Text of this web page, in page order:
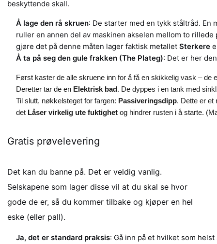
beskyttende skall.
Å lage den rå skruen: De starter med en tykk ståltråd.
ruller en annen del av maskinen akselen mellom to
gjøre det på denne måten lager faktisk metallet Sterkere
Å ta på seg den gule frakken (The Plateg): Det er her
Først kaster de alle skruene inn for å få en skikkelig vask – de
Deretter tar de en Elektrisk bad. De dyppes i en tank med
Til slutt, nøkkelsteget for fargen: Passiveringsdipp. Dette er et
det Låser virkelig ute fuktighet og hindrer rusten i å starte.
Gratis prøvelevering
Det kan du banne på. Det er veldig vanlig.
Selskapene som lager disse vil at du skal se hvor
gode de er, så du kommer tilbake og kjøper en hel
eske (eller pall).
Ja, det er standard praksis: Gå inn på et hvilket som